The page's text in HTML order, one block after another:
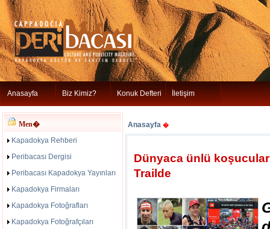
Anasayfa Biz Kimiz? Konuk Defteri İletişim
Men�
Kapadokya Rehberi
Peribacası Dergisi
Peribacası Kapadokya Yayınları
Kapadokya Firmaları
Kapadokya Fotoğrafları
Kapadokya Fotoğrafçıları
Anasayfa �
Dünyaca ünlü
Trailde